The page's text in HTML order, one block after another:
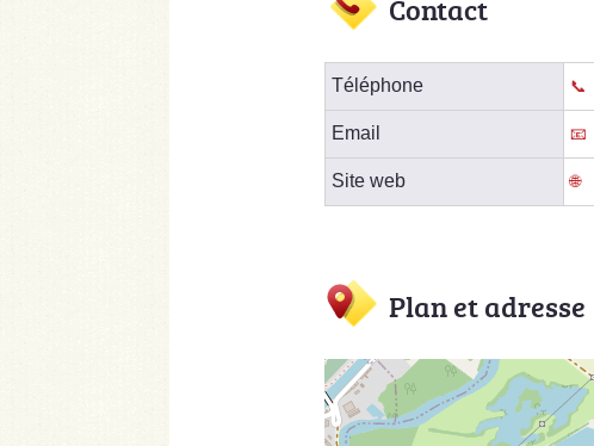
Contact
Téléphone
Email
Site web
Plan et adresse